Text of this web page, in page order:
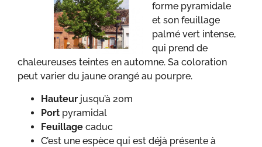
forme pyramidale
et son feuillage
palmé vert intense,
qui prend de
chaleureuses teintes en automne. Sa coloration
peut varier du jaune orangé au pourpre.
Hauteur jusqu’à 20m
Port pyramidal
Feuillage caduc
C’est une espèce qui est déjà présente à